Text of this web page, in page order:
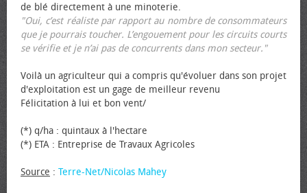
de blé directement à une minoterie.
"Oui, c’est réaliste par rapport au nombre de consommateurs
que je pourrais toucher. L’engouement pour les circuits courts
se vérifie et je n’ai pas de concurrents dans mon secteur."
Voilà un agriculteur qui a compris qu'évoluer dans son projet
d'exploitation est un gage de meilleur revenu
Félicitation à lui et bon vent/
(*) q/ha : quintaux à l'hectare
(*) ETA : Entreprise de Travaux Agricoles
Source : Terre-Net/Nicolas Mahey